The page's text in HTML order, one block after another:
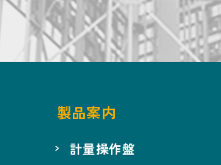
製品案内
計量操作盤